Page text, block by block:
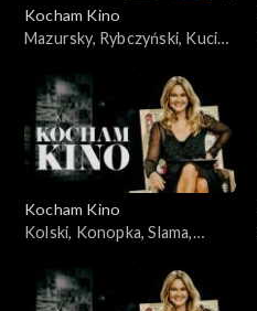
Kocham Kino
Mazursky, Rybczyński, Kucia,
Kocham Kino
Kolski, Konopka, Slama,